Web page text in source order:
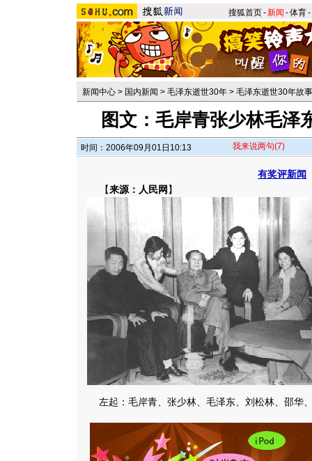
搜狐首页-新闻 -体育-
新闻中心 > 国内新闻 > 毛泽东逝世30年 > 毛泽东逝世30年故事
图文：毛岸青张少林毛泽
时间：2006年09月01日10:13 我来说两句(7)
有奖评新闻
【来源：人民网 】
左起：毛岸青、张少林、毛泽东、刘松林、邵华